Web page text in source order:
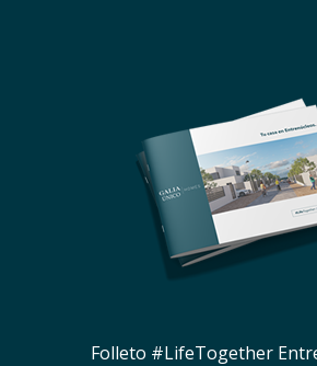
Folleto #LifeTogether